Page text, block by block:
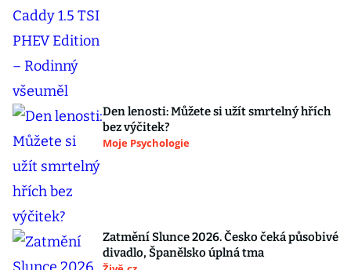
Den lenosti: Můžete si užít smrtelný hřích
bez výčitek?
Moje Psychologie
Zatmění Slunce 2026. Česko čeká působivé
divadlo, Španělsko úplná tma